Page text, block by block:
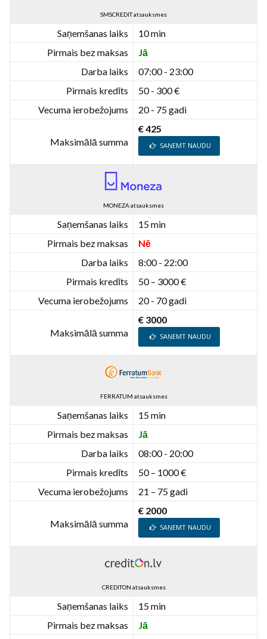
SMSCREDIT atsauksmes
Saņemšanas laiks
10 min
Pirmais bez maksas
Jā
Darba laiks
07:00 - 23:00
Pirmais kredīts
50 - 300 €
Vecuma ierobežojums
20 - 75 gadi
Maksimālā summa
€ 425
SAŅEMT NAUDU
MONEZA atsauksmes
Saņemšanas laiks
15 min
Pirmais bez maksas
Nē
Darba laiks
8:00 - 22:00
Pirmais kredīts
50 – 3000 €
Vecuma ierobežojums
20 - 70 gadi
Maksimālā summa
€ 3000
SAŅEMT NAUDU
FERRATUM atsauksmes
Saņemšanas laiks
15 min
Pirmais bez maksas
Jā
Darba laiks
08:00 - 20:00
Pirmais kredīts
50 – 1000 €
Vecuma ierobežojums
21 – 75 gadi
Maksimālā summa
€ 2000
SAŅEMT NAUDU
CREDITON atsauksmes
Saņemšanas laiks
15 min
Pirmais bez maksas
Jā